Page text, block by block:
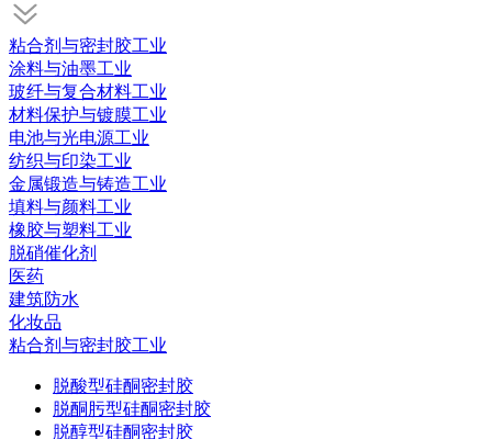
粘合剂与密封胶工业
涂料与油墨工业
玻纤与复合材料工业
材料保护与镀膜工业
电池与光电源工业
纺织与印染工业
金属锻造与铸造工业
填料与颜料工业
橡胶与塑料工业
脱硝催化剂
医药
建筑防水
化妆品
粘合剂与密封胶工业
脱酸型硅酮密封胶
脱酮肟型硅酮密封胶
脱醇型硅酮密封胶